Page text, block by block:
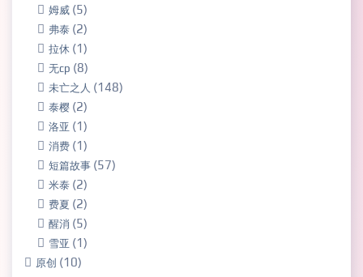
姆威 (5)
弗泰 (2)
拉休 (1)
无cp (8)
未亡之人 (148)
泰樱 (2)
洛亚 (1)
消费 (1)
短篇故事 (57)
米泰 (2)
费夏 (2)
醒消 (5)
雪亚 (1)
原创 (10)